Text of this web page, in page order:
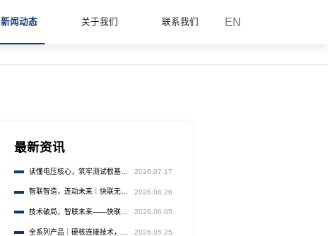
新闻动态 关于我们 联系我们 EN
最新资讯
读懂电压核心，筑牢测试根基
2026.07.17
智联智造，连动未来｜快联无锡
盛宴
2026.06.26
技术破局，智联未来——快联引
2026.06.05
全系列产品｜硬核连接技术，赋
2026.05.25